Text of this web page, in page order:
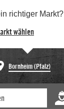
richtiger Markt?
wählen
Bornheim (Pfalz)